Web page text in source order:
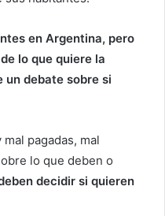
en Argentina, pero
lo que quiere la
un debate sobre si
pagadas, mal
lo que deben o
decidir si quieren